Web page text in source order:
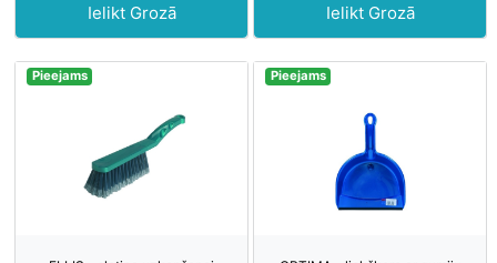
Ielikt Grozā Ielikt Grozā
Pieejams Pieejams